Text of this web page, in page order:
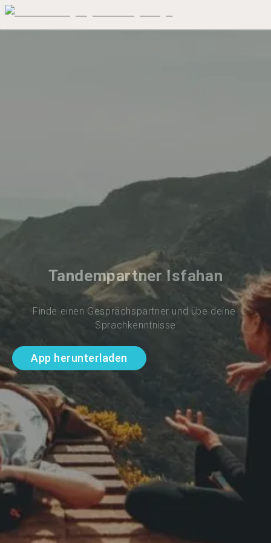
Tandempartner Isfahan
Finde einen Gesprächspartner und übe deine
Sprachkenntnisse
App herunterladen